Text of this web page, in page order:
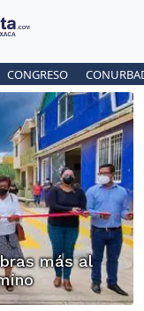
CONGRESO
más al